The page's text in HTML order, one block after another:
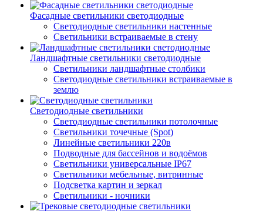
Фасадные светильники светодиодные
Светодиодные светильники настенные
Светильники встраиваемые в стену
Ландшафтные светильники светодиодные
Светильники ландшафтные столбики
Светодиодные светильники встраиваемые в
землю
Светодиодные светильники
Светодиодные светильники потолочные
Светильники точечные (Spot)
Линейные светильники 220в
Подводные для бассейнов и водоёмов
Светильники универсальные IP67
Светильники мебельные, витринные
Подсветка картин и зеркал
Светильники - ночники